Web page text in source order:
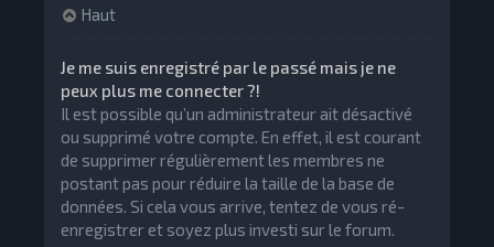
Haut
Je me suis enregistré par le passé mais je ne
peux plus me connecter ?!
Il est possible qu’un administrateur ait désactivé
ou supprimé votre compte. En effet, il est courant
de supprimer régulièrement les membres ne
postant pas pour réduire la taille de la base de
données. Si cela vous arrive, tentez de vous ré-
enregistrer et soyez plus investi sur le forum.